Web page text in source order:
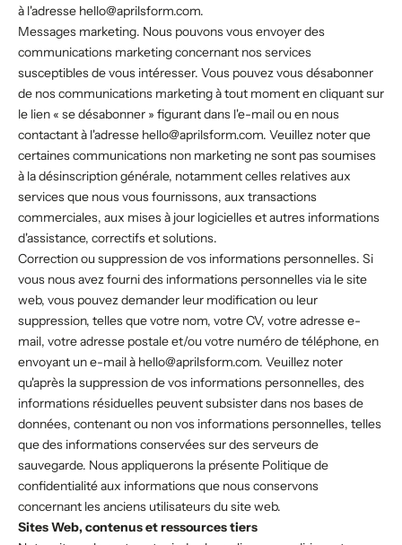
à l'adresse hello@aprilsform.com.
Messages marketing. Nous pouvons vous envoyer des
communications marketing concernant nos services
susceptibles de vous intéresser. Vous pouvez vous désabonner
de nos communications marketing à tout moment en cliquant sur
le lien « se désabonner » figurant dans l'e-mail ou en nous
contactant à l'adresse hello@aprilsform.com. Veuillez noter que
certaines communications non marketing ne sont pas soumises
à la désinscription générale, notamment celles relatives aux
services que nous vous fournissons, aux transactions
commerciales, aux mises à jour logicielles et autres informations
d'assistance, correctifs et solutions.
Correction ou suppression de vos informations personnelles. Si
vous nous avez fourni des informations personnelles via le site
web, vous pouvez demander leur modification ou leur
suppression, telles que votre nom, votre CV, votre adresse e-
mail, votre adresse postale et/ou votre numéro de téléphone, en
envoyant un e-mail à hello@aprilsform.com. Veuillez noter
qu'après la suppression de vos informations personnelles, des
informations résiduelles peuvent subsister dans nos bases de
données, contenant ou non vos informations personnelles, telles
que des informations conservées sur des serveurs de
sauvegarde. Nous appliquerons la présente Politique de
confidentialité aux informations que nous conservons
concernant les anciens utilisateurs du site web.
Sites Web, contenus et ressources tiers